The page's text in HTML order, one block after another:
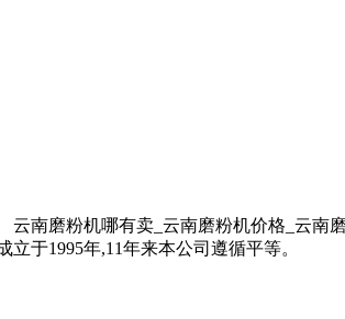
南磨粉机哪有卖_云南磨粉机价格_云南
于1995年,11年来本公司遵循平等。